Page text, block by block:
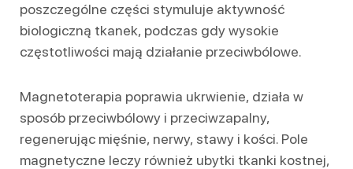
poszczególne części stymuluje aktywność
biologiczną tkanek, podczas gdy wysokie
częstotliwości mają działanie przeciwbólowe.
Magnetoterapia poprawia ukrwienie, działa w
sposób przeciwbólowy i przeciwzapalny,
regenerując mięśnie, nerwy, stawy i kości. Pole
magnetyczne leczy również ubytki tkanki kostnej,